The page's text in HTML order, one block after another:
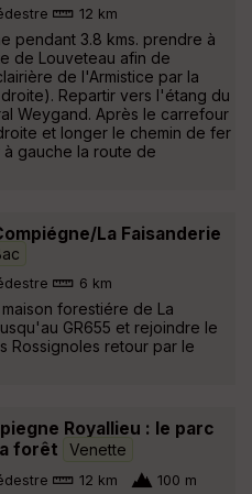
12 km
pendant 3.8 kms. prendre à
de Louveteau afin de
de l'Armistice par la
Repartir vers l'étang du
Weygand. Après le carrefour
et longer le chemin de fer
gauche la route de
La Faisanderie
6 km
forestiére de La
GR655 et rejoindre le
Rossignoles retour par le
Royallieu : le parc
forêt
Venette
12 km 100 m